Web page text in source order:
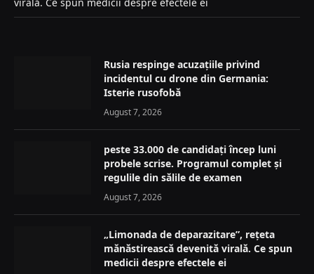
Rusia respinge acuzațiile privind
incidentul cu drone din Germania:
Isterie rusofobă
August 7, 2026
peste 33.000 de candidați încep luni
probele scrise. Programul complet și
regulile din sălile de examen
August 7, 2026
„Limonada de deparazitare”, rețeta
mănăstirească devenită virală. Ce spun
medicii despre efectele ei